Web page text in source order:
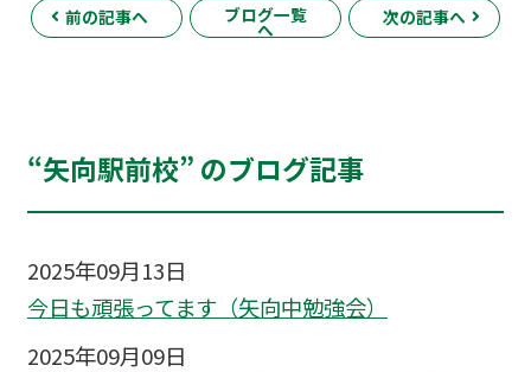
前の記事へ ブログ一覧
へ
次の記事へ
“矢向駅前校” のブログ記事
2025年09月13日
今日も頑張ってます（矢向中勉強会）
2025年09月09日